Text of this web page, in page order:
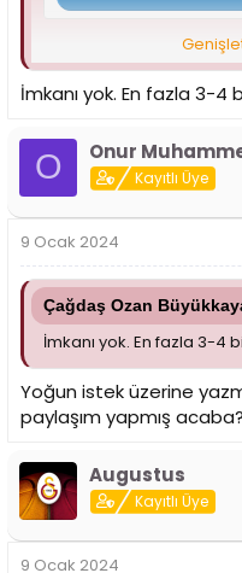
Bu doluluk gerçek mi ya?
İmkanı yok. En fazla 3-4
O Onur
Kayıtlı Üye
9 Ocak 2024
Çağdaş Ozan
İmkanı yok. En fazla 3-4
Yoğun istek üzerine
paylaşım yapmış acaba?
Augustus
Kayıtlı Üye
9 Ocak 2024